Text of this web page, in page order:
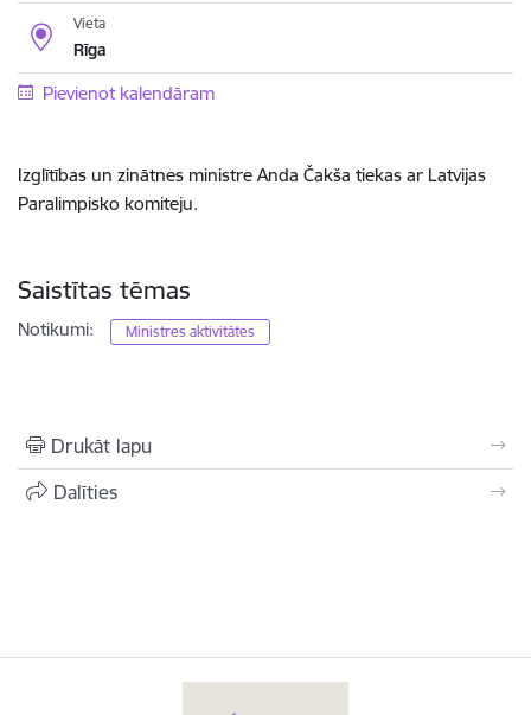
Vieta
Rīga
Pievienot kalendāram
Izglītības un zinātnes ministre Anda Čakša tiekas ar Latvijas
Paralimpisko komiteju.
Saistītas tēmas
Notikumi: Ministres aktivitātes
Drukāt lapu
Dalīties